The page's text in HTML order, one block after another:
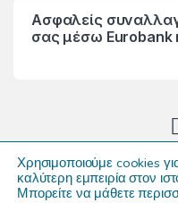
Ασφαλείς
σας μέσω Eurobank
Χρησιμοποιούμε cookies
καλύτερη εμπειρία στον
Μπορείτε να μάθετε